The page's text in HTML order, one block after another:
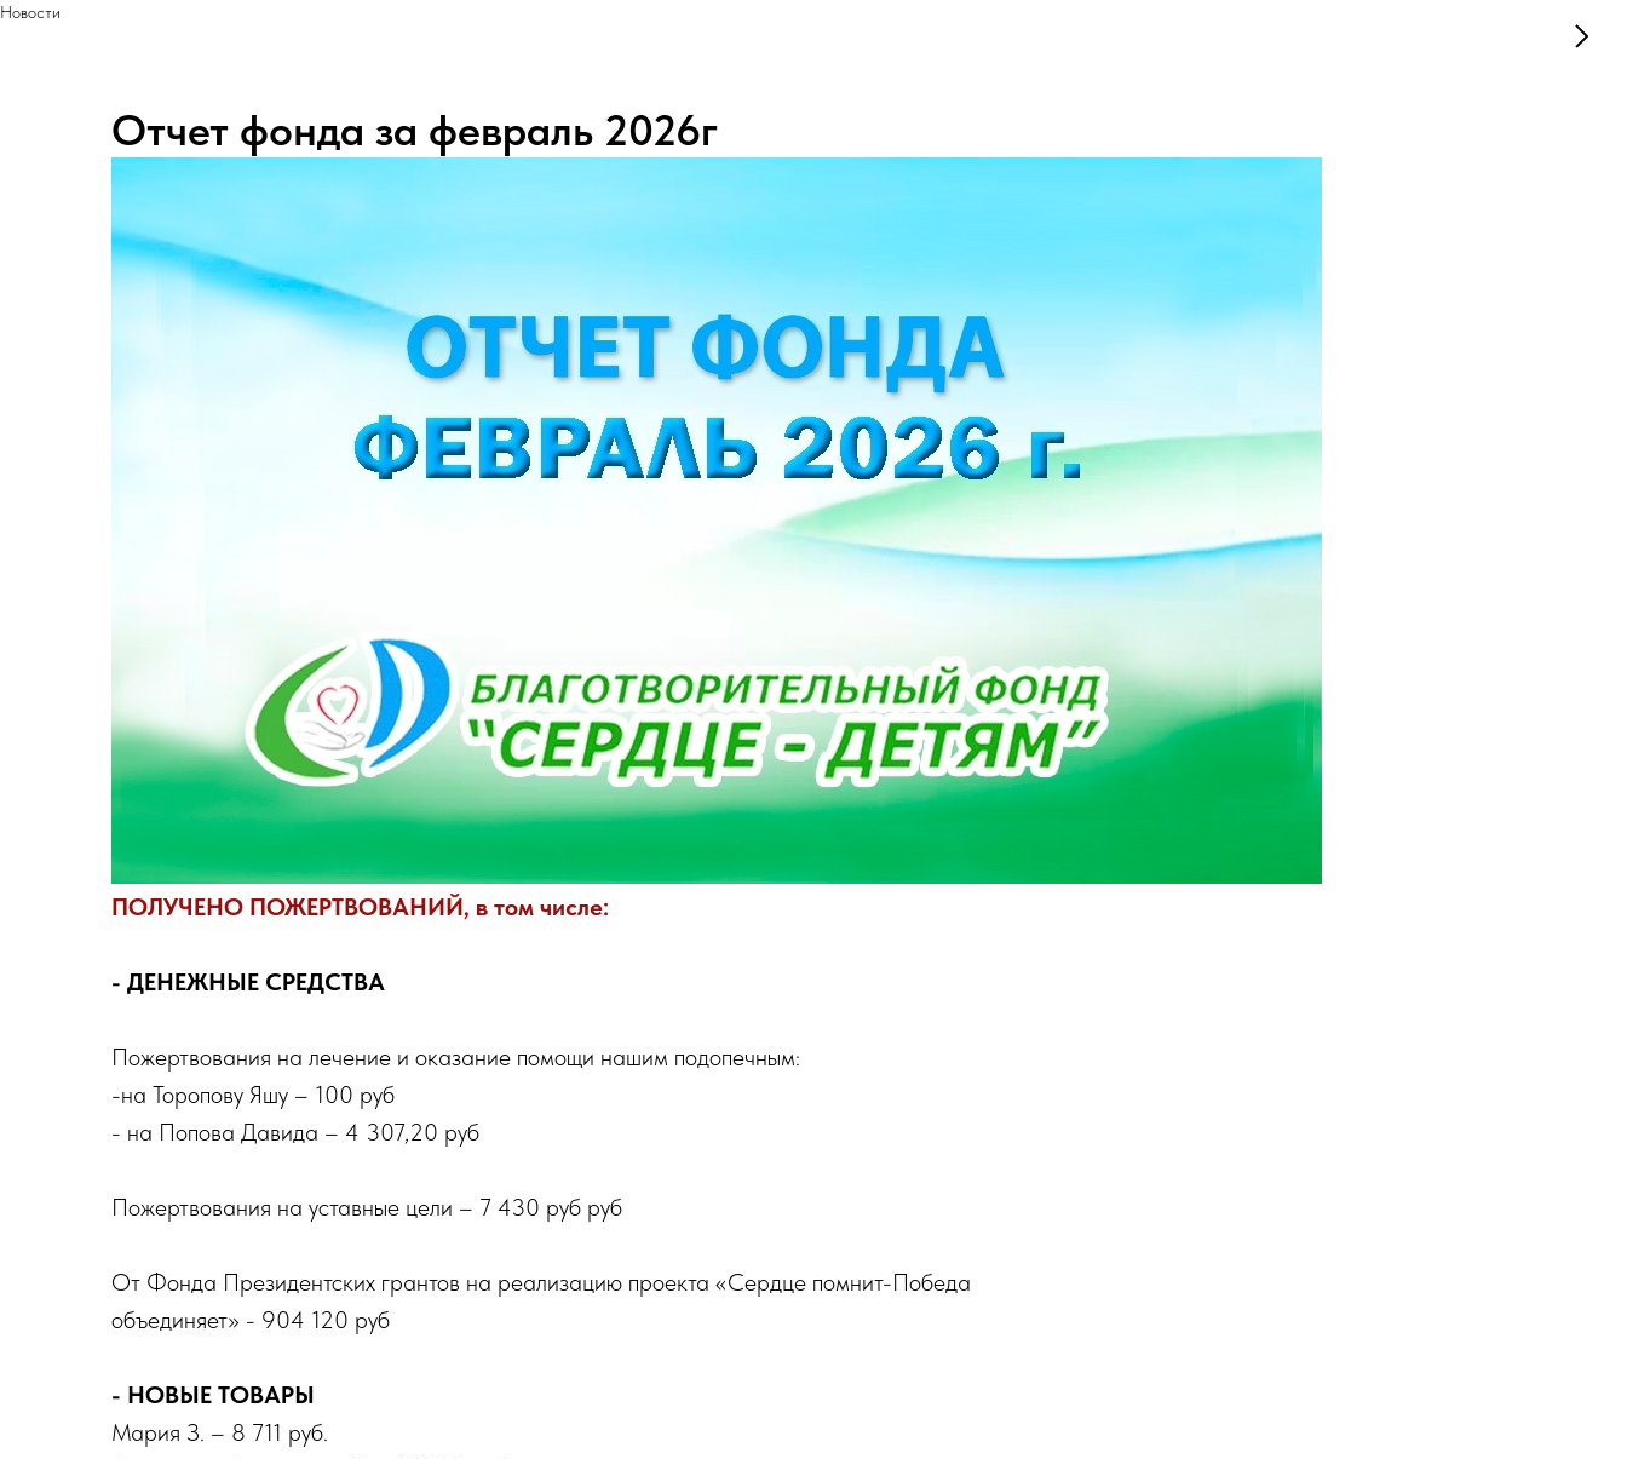
Новости
Отчет фонда за февраль 2026г
ПОЛУЧЕНО ПОЖЕРТВОВАНИЙ, в том числе:
- ДЕНЕЖНЫЕ СРЕДСТВА
Пожертвования на лечение и оказание помощи нашим подопечным:
-на Торопову Яшу – 100 руб
- на Попова Давида – 4 307,20 руб
Пожертвования на уставные цели – 7 430 руб руб
От Фонда Президентских грантов на реализацию проекта «Сердце помнит-Победа
объединяет» - 904 120 руб
- НОВЫЕ ТОВАРЫ
Мария З. – 8 711 руб.